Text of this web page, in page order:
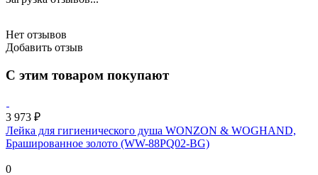
Нет отзывов
Добавить отзыв
С этим товаром покупают
3 973 ₽
Лейка для гигиенического душа WONZON & WOGHAND,
Брашированное золото (WW-88PQ02-BG)
0